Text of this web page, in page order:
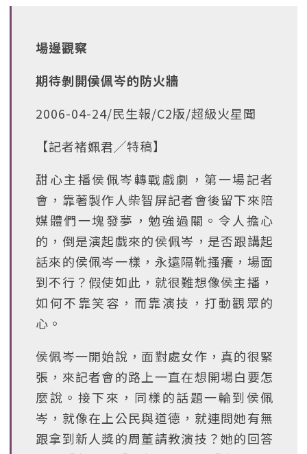
場邊觀察
期待剝開侯佩岑的防火牆
2006-04-24/民生報/C2版/超級火星聞
【記者褚姵君╱特稿】
甜心主播侯佩岑轉戰戲劇，第一場記者
會，靠著製作人柴智屏記者會後留下來陪
媒體們一塊發夢，勉強過關。令人擔心
的，倒是演起戲來的侯佩岑，是否跟講起
話來的侯佩岑一樣，永遠隔靴搔癢，場面
到不行？假使如此，就很難想像侯主播，
如何不靠笑容，而靠演技，打動觀眾的
心。
侯佩岑一開始說，面對處女作，真的很緊
張，來記者會的路上一直在想開場白要怎
麼說。接下來，同樣的話題一輪到侯佩
岑，就像在上公民與道德，就連問她有無
跟拿到新人獎的周董請教演技？她的回答